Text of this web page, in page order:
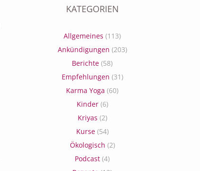
KATEGORIEN
Allgemeines (113)
Ankündigungen (203)
Berichte (58)
Empfehlungen (31)
Karma Yoga (60)
Kinder(6)
Kriyas (2)
Kurse(54)
Ökologisch (2)
Podcast (4)